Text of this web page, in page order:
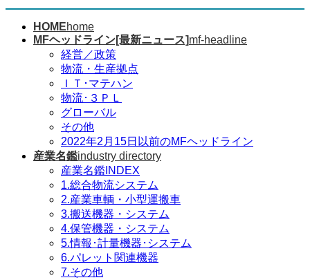
HOMEhome
MFヘッドライン[最新ニュース]mf-headline
経営／政策
物流・生産拠点
ＩＴ･マテハン
物流･３ＰＬ
グローバル
その他
2022年2月15日以前のMFヘッドライン
産業名鑑industry directory
産業名鑑INDEX
1.総合物流システム
2.産業車輌・小型運搬車
3.搬送機器・システム
4.保管機器・システム
5.情報･計量機器･システム
6.パレット関連機器
7.その他